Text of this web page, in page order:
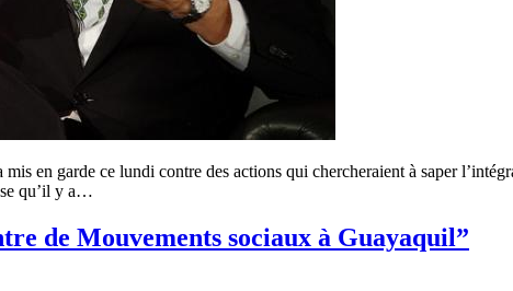
en garde ce lundi contre des actions qui chercheraient à saper
qu’il y a…
de Mouvements sociaux à Guayaquil”